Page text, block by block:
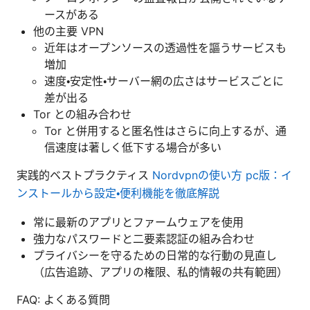
ースがある
他の主要 VPN
近年はオープンソースの透過性を謳うサービスも
増加
速度・安定性・サーバー網の広さはサービスごとに
差が出る
Tor との組み合わせ
Tor と併用すると匿名性はさらに向上するが、通
信速度は著しく低下する場合が多い
実践的ベストプラクティス Nordvpnの使い方 pc版：イ
ンストールから設定・便利機能を徹底解説
常に最新のアプリとファームウェアを使用
強力なパスワードと二要素認証の組み合わせ
プライバシーを守るための日常的な行動の見直し
（広告追跡、アプリの権限、私的情報の共有範囲）
FAQ: よくある質問